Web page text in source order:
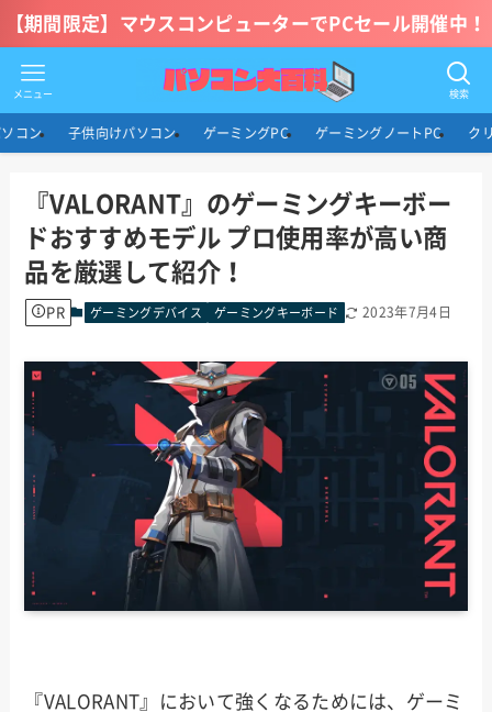
【期間限定】マウスコンピューターでPCセール開催中！
検索
メニュー
コン 子供向けパソコン ゲーミングPC ゲーミングノートPC ク
『VALORANT』のゲーミングキーボー
ドおすすめモデル プロ使用率が高い商
品を厳選して紹介！
PR ゲーミングデバイス ゲーミングキーボード 2023年7月4日
『VALORANT』において強くなるためには、ゲーミ